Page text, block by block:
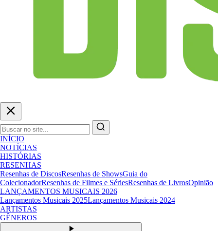
INÍCIO
NOTÍCIAS
HISTÓRIAS
RESENHAS
Resenhas de DiscosResenhas de ShowsGuia do
ColecionadorResenhas de Filmes e SériesResenhas de LivrosOpinião
LANÇAMENTOS MUSICAIS 2026
Lançamentos Musicais 2025Lançamentos Musicais 2024
ARTISTAS
GÊNEROS